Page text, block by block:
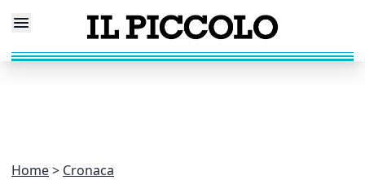
Home Cronaca